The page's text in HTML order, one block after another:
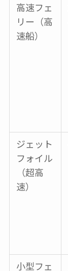
高速フェ
リー（高
速船）
ジェット
フォイル
（超高
速）
小型フェ